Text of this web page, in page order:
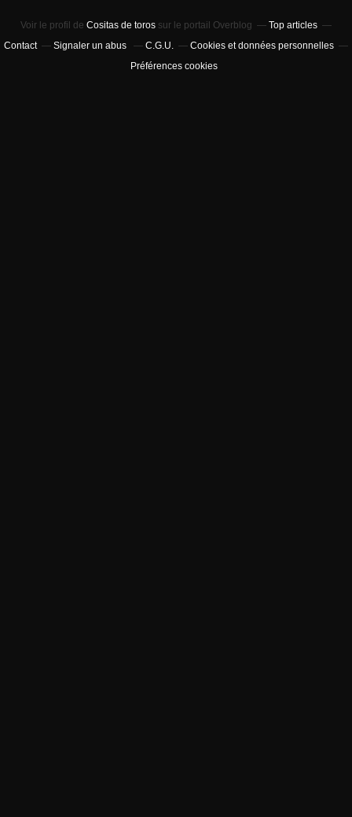
Voir le profil de Cositas de toros sur le portail Overblog
Top articles
Contact
Signaler un abus C.G.U.
Cookies et données personnelles
Préférences cookies